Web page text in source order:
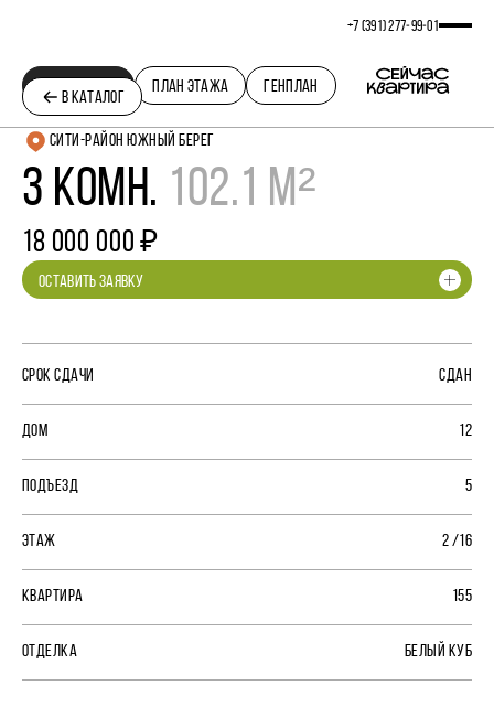
+7 (391) 277‒99‒01
В КАТАЛОГ
ПЛАНИРОВКА ПЛАН ЭТАЖА ГЕНПЛАН
СИТИ-РАЙОН ЮЖНЫЙ БЕРЕГ
3 КОМН. 102.1 М²
18 000 000 ₽
ОСТАВИТЬ ЗАЯВКУ
СРОК СДАЧИ СДАН
ДОМ 12
ПОДЪЕЗД 5
ЭТАЖ 2 /16
КВАРТИРА 155
ОТДЕЛКА БЕЛЫЙ КУБ